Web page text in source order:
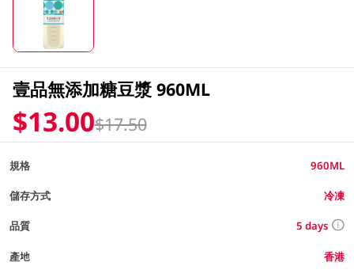
壹品無添加糖豆漿 960ML
$13.00$17.50
規格 960ML
儲存方式 冷凍
品質 5 days
產地 香港